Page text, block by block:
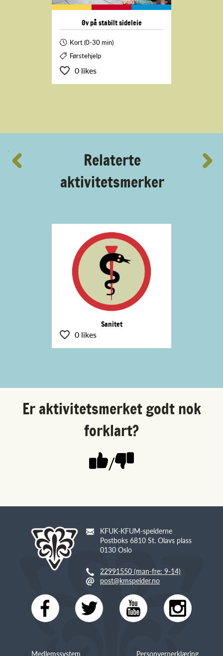
Øv på stabilt sideleie
Kort (0-30 min)
Førstehjelp
0 likes
´
Relaterte
aktivitetsmerker
Sanitet
0 likes
Er aktivitetsmerket godt nok
forklart?
/
KFUK-KFUM-speiderne
Postboks 6810 St. Olavs plass
0130 Oslo
22991550 (man-fre: 9-14)
post@kmspeider.no
Medlemssystem Personvernerklæring